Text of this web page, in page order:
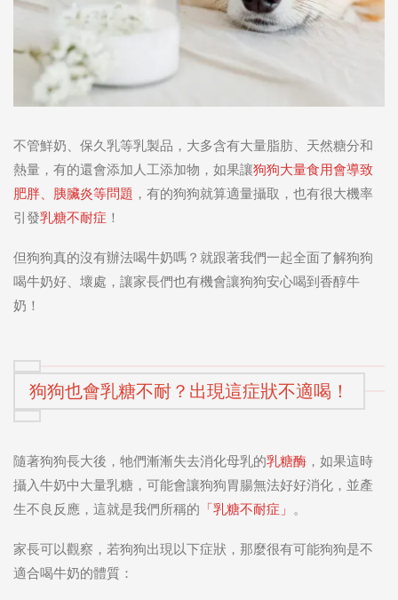
不管鮮奶、保久乳等乳製品，大多含有大量脂肪、天然糖分和
熱量，有的還會添加人工添加物，如果讓狗狗大量食用會導致
肥胖、胰臟炎等問題 ，有的狗狗就算適量攝取，也有很大機率
引發乳糖不耐症 ！
但狗狗真的沒有辦法喝牛奶嗎？就跟著我們一起全面了解狗狗
喝牛奶好、壞處，讓家長們也有機會讓狗狗安心喝到香醇牛
奶！
狗狗也會乳糖不耐？出現這症狀不適喝！
隨著狗狗長大後，牠們漸漸失去消化母乳的乳糖酶 ，如果這時
攝入牛奶中大量乳糖，可能會讓狗狗胃腸無法好好消化，並產
生不良反應，這就是我們所稱的 「乳糖不耐症」 。
家長可以觀察，若狗狗出現以下症狀，那麼很有可能狗狗是不
適合喝牛奶的體質：